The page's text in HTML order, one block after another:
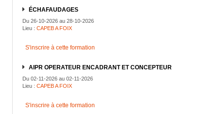
ÉCHAFAUDAGES
Du 26-10-2026 au 28-10-2026
Lieu : CAPEB A FOIX
S'inscrire à cette formation
AIPR OPERATEUR ENCADRANT ET CONCEPTEUR
Du 02-11-2026 au 02-11-2026
Lieu : CAPEB A FOIX
S'inscrire à cette formation